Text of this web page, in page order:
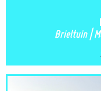
Brieltuin |